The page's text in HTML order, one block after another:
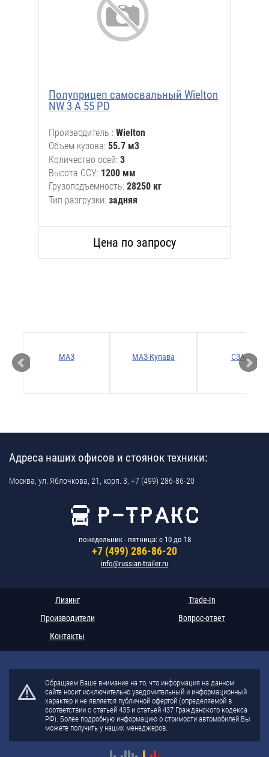
Полуприцеп самосвальный Wielton
NW 3 A 55 PD
Производитель
Wielton
Объем кузова 55.7 м3
Количество осей 3
Высота ССУ 1200 мм
Грузоподъемность 28250 кг
Тип разгрузки задняя
Цена по запросу
МАЗ МАЗ-Купава СЗАП
Адреса наших офисов и стоянок техники:
Москва, ул. Яблочкова, 21, корп. 3, +7 (499) 286-86-20
понедельник - пятница: с 10 до 18
+7 (499) 286-86-20
info@russian-trailer.ru
Лизинг
Trade-In
Производители
Вопрос-ответ
Контакты
Обращаем Ваше внимание на то, что информация на данном
сайте носит исключительно уведомительный и информационный
характер и не является публичной офертой (определяемой в
соответствии с статьей 435 и статьей 437 Гражданского кодекса
РФ). Более подробную информацию о стоимости автомобилей Вы
можете получить у наших менеджеров.